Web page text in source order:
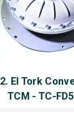
2. El Tork
TCM - TC-